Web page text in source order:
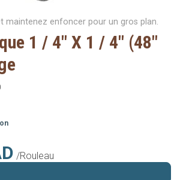
maintenez enfoncer pour un gros plan.
1 / 4" X 1 / 4" (48"
/Rouleau